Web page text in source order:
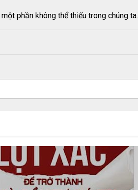
phần không thể thiếu trong chúng ta.